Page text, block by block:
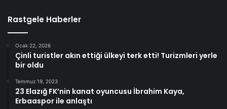
Rastgele Haberler
Ocak 22, 2026
Çinli turistler akın ettiği ülkeyi terk etti! Turizmleri yerle
bir oldu
Temmuz 19, 2023
23 Elazığ FK’nin kanat oyuncusu İbrahim Kaya,
Erbaaspor ile anlaştı